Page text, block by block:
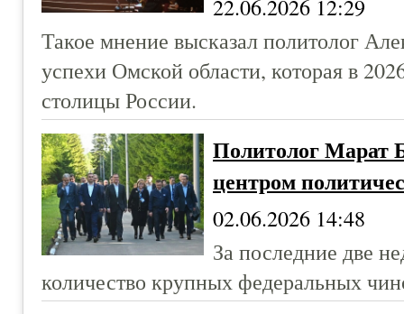
22.06.2026 12:29
Такое мнение высказал политолог
успехи Омской области, которая в
столицы России.
Политолог Марат
центром
02.06.2026 14:48
За последние две
количество крупных федеральных